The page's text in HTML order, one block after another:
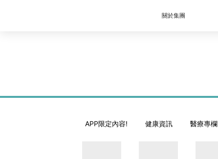
關於集團
APP限定內容! 健康資訊 醫療專欄